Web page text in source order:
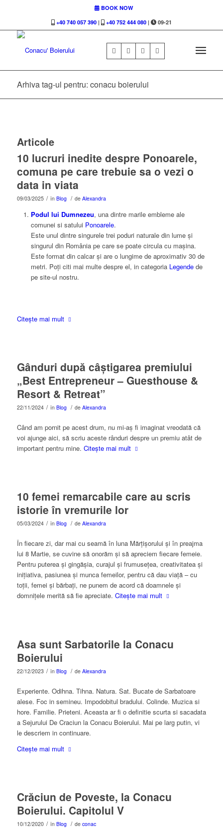
BOOK NOW
+40 740 057 390| +40 752 444 080| 09-21
Arhiva tag-ul pentru: conacu boierului
Articole
10 lucruri inedite despre Ponoarele,
comuna pe care trebuie sa o vezi o
data in viata
09/03/2025 / în Blog / de Alexandra
Podul lui Dumnezeu, una dintre marile embleme ale
comunei si satului Ponoarele.
Este unul dintre singurele trei poduri naturale din lume și
singurul din România pe care se poate circula cu mașina.
Este format din calcar și are o lungime de aproximativ 30 de
metri. Poți citi mai multe despre el, in categoria Legendede
pe site-ul nostru.
Citește mai mult
Gânduri după câștigarea premiului
„Best Entrepreneur – Guesthouse &
Resort & Retreat”
22/11/2024 / în Blog / de Alexandra
Când am pornit pe acest drum, nu mi-aș fi imaginat vreodată că
voi ajunge aici, să scriu aceste rânduri despre un premiu atât de
important pentru mine. Citește mai mult
10 femei remarcabile care au scris
istorie în vremurile lor
05/03/2024 / în Blog / de Alexandra
În fiecare zi, dar mai cu seamă în luna Mărțișorului și în preajma
lui 8 Martie, se cuvine să onorăm și să apreciem fiecare femeie.
Pentru puterea și gingășia, curajul și frumusețea, creativitatea și
inițiativa, pasiunea și munca femeilor, pentru că dau viață – cu
toții, femei și bărbați, ne punem de acord că doamnele și
domnițele merită să fie apreciate. Citește mai mult
Asa sunt Sarbatorile la Conacu
Boierului
22/12/2023 / în Blog / de Alexandra
Experiente. Odihna. Tihna. Natura. Sat. Bucate de Sarbatoare
alese. Foc in semineu. Impodobitul bradului. Colinde. Muzica si
hore. Familie. Prieteni. Aceasta ar fi o definitie scurta si sacadata
a Sejurului De Craciun la Conacu Boierului. Mai pe larg putin, vi
le descriem in continuare.
Citește mai mult
Crăciun de Poveste, la Conacu
Boierului. Capitolul V
10/12/2020 / în Blog / de conac